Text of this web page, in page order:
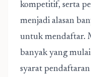
kompetitif, serta
menjadi alasan
untuk mendaftar.
banyak yang
syarat